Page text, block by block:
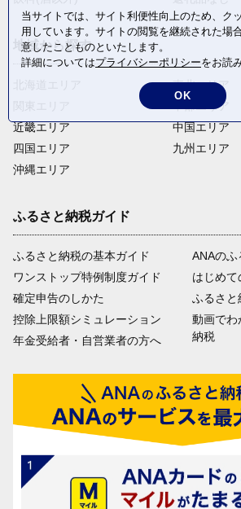
地域から探す
近畿エリア
四国エリア
沖縄エリア
東北エリア
中部エリア
中国エリア
九州エリア
ふるさと納税ガイド
ふるさと納税の基本ガイド
ワンストップ特例制度ガイド
確定申告のしかた
控除上限額シミュレーション
年金受給者・自営業者の方へ
ANAの
はじめて
ふるさと
動画でわ
納税
当サイトでは、サイト利便性向上のため、ク
用しています。サイトの閲覧を継続された場
意したことものといたします。
詳細についてはプライバシーポリシーをお読
OK